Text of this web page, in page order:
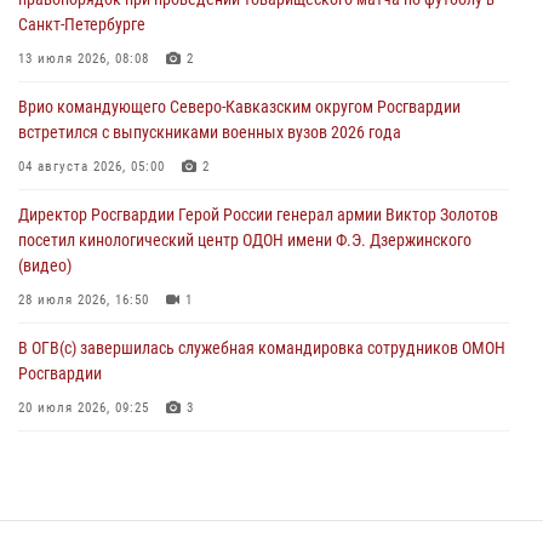
07 августа 2026, 11:33
Рэпер ST посетил раненых росгвардейцев в Главном военном
07 августа 2026, 11:18 2
Патриотическая акция «Каникулы с Росгвардией» прошла в
07 августа 2026, 11:00
Санкт-Петербурге
13 июля 2026, 08:08 2
Врио командующего Северо-Кавказским округом Росгвардии
встретился с выпускниками военных вузов 2026 года
04 августа 2026, 05:00 2
Директор Росгвардии Герой России генерал армии Виктор Золотов
посетил кинологический центр ОДОН имени Ф.Э. Дзержинского
(видео)
28 июля 2026, 16:50 1
В ОГВ(с) завершилась служебная командировка сотрудников ОМОН
Росгвардии
20 июля 2026, 09:25 3